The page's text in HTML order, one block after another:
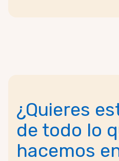
¿Quieres
de todo lo
hacemos